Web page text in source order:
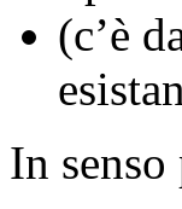
(c’è
In